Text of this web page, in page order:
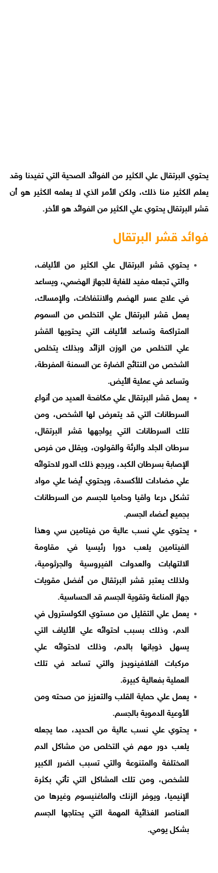
يحتوي البرتقال علي الكثير من الفوائد الصحية التي تفيدنا وقد
يعلم الكثير منا ذلك، ولكن الأمر الذي لا يعلمه الكثير هو أن
قشر البرتقال يحتوي علي الكثير من الفوائد هو الأخر.
فوائد قشر البرتقال
يحتوي قشر البرتقال علي الكثير من الألياف،
والتي تجعله مفيد للغاية للجهاز الهضمي، ويساعد
في علاج عسر الهضم والانتفاخات، والإمساك،
يعمل قشر البرتقال علي التخلص من السموم
المتراكمة وتساعد الألياف التي يحتويها القشر
علي التخلص من الوزن الزائد وبذلك يتخلص
الشخص من النتائج الضارة عن السمنة المفرطة،
وتساعد في عملية الأيض.
يعمل قشر البرتقال علي مكافحة العديد من أنواع
السرطانات التي قد يتعرض لها الشخص، ومن
تلك السرطانات التي يواجهها قشر البرتقال،
سرطان الجلد والرئة والقولون، ويقلل من فرص
الإصابة بسرطان الكبد، ويرجع ذلك الدور لاحتوائه
علي مضادات للأكسدة، ويحتوي أيضا علي مواد
تشكل درعا واقيا وحاميا للجسم من السرطانات
بجميع أعضاء الجسم.
يحتوي علي نسب عالية من فيتامين سي وهذا
الفيتامين يلعب دورا رئيسيا في مقاومة
الالتهابات والعدوات الفيروسية والجرثومية،
ولذلك يعتبر قشر البرتقال من أفضل مقويات
جهاز المناعة وتقوية الجسم قد الحساسية.
يعمل علي التقليل من مستوي الكولسترول في
الدم، وذلك بسبب احتوائه علي الألياف التي
يسهل ذوبانها بالدم، وذلك لاحتوائه علي
مركبات الفلافينويدز والتي تساعد في تلك
العملية بفعالية كبيرة.
يعمل علي حماية القلب والتعزيز من صحته ومن
الأوعية الدموية بالجسم.
يحتوي علي نسب عالية من الحديد، مما يجعله
يلعب دور مهم في التخلص من مشاكل الدم
المختلفة والمتنوعة والتي تسبب الضرر الكبير
للشخص، ومن تلك المشاكل التي تأتي بكثرة
الإنيميا، ويوفر الزنك والماغنيسوم وغيرها من
العناصر الغذائية المهمة التي يحتاجها الجسم
بشكل يومي.